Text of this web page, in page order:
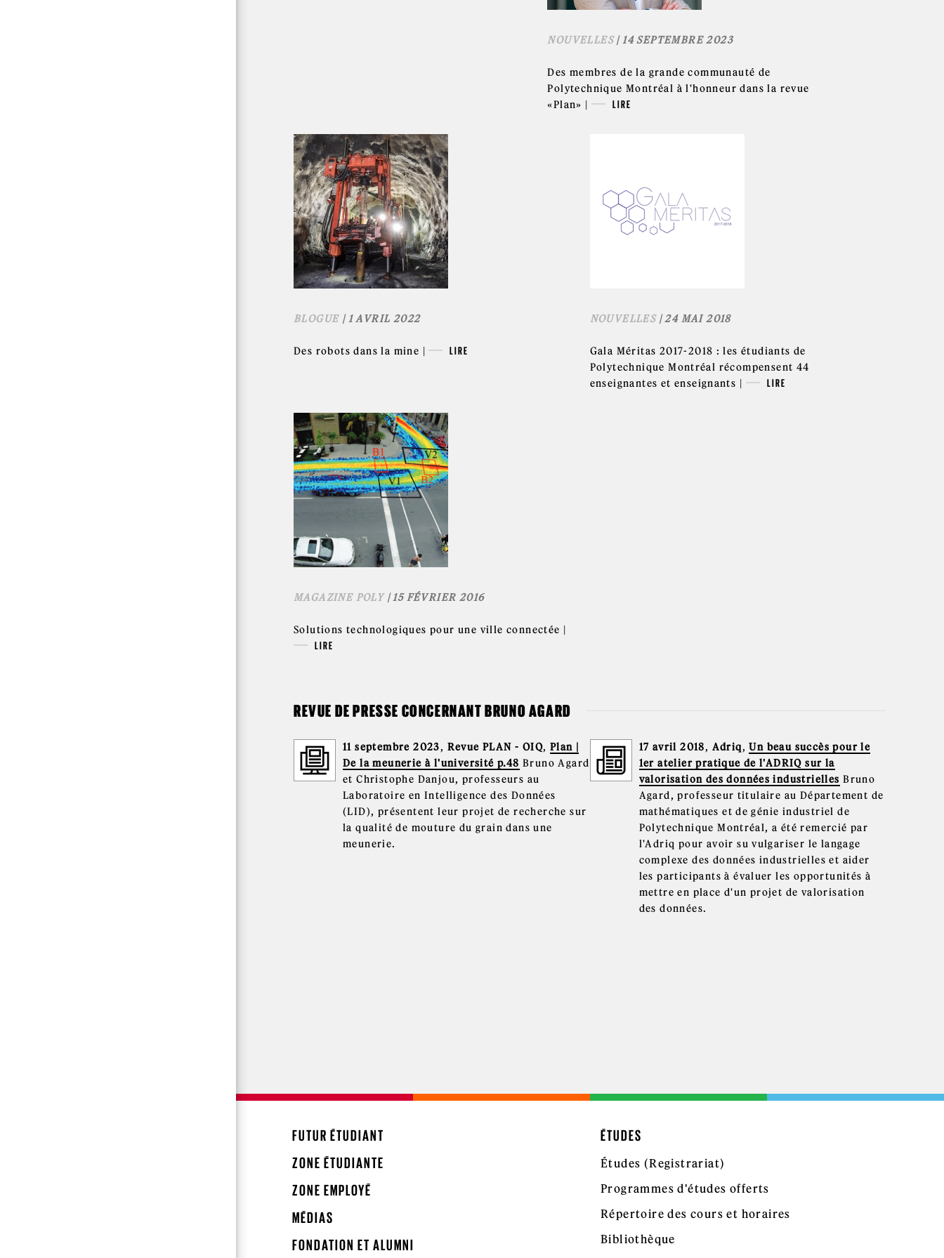
NOUVELLES| 14 SEPTEMBRE 2023
Des membres de la grande communauté de
Polytechnique Montréal à l'honneur dans la revue
«Plan» |
LIRE
BLOGUE| 1 AVRIL 2022
Des robots dans la mine | LIRE
NOUVELLES| 24 MAI 2018
Gala Méritas 2017-2018 : les étudiants de
Polytechnique Montréal récompensent 44
enseignantes et enseignants |
LIRE
MAGAZINE POLY| 15 FÉVRIER 2016
Solutions technologiques pour une ville connectée |
LIRE
REVUE DE PRESSE CONCERNANT BRUNO AGARD
11 septembre 2023, Revue PLAN - OIQ, Plan |
De la meunerie à l'université p.48 Bruno Agard
et Christophe Danjou, professeurs au
Laboratoire en Intelligence des Données
(LID), présentent leur projet de recherche sur
la qualité de mouture du grain dans une
meunerie.
17 avril 2018, Adriq,Un beau succès pour le
1er atelier pratique de l'ADRIQ sur la
valorisation des données industrielles Bruno
Agard, professeur titulaire au Département de
mathématiques et de génie industriel de
Polytechnique Montréal, a été remercié par
l'Adriq pour avoir su vulgariser le langage
complexe des données industrielles et aider
les participants à évaluer les opportunités à
mettre en place d'un projet de valorisation
des données.
FUTUR ÉTUDIANT
ZONE ÉTUDIANTE
ZONE EMPLOYÉ
MÉDIAS
FONDATION ET ALUMNI
ÉTUDES
Études (Registrariat)
Programmes d'études offerts
Répertoire des cours et horaires
Bibliothèque